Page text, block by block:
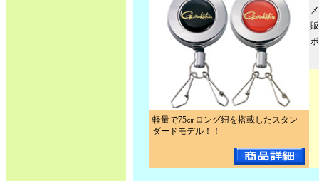
軽量で75㎝ロング紐を搭載したスタン
ダードモデル！！